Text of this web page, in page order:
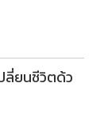
ลี่ยนชีวิตด้ว